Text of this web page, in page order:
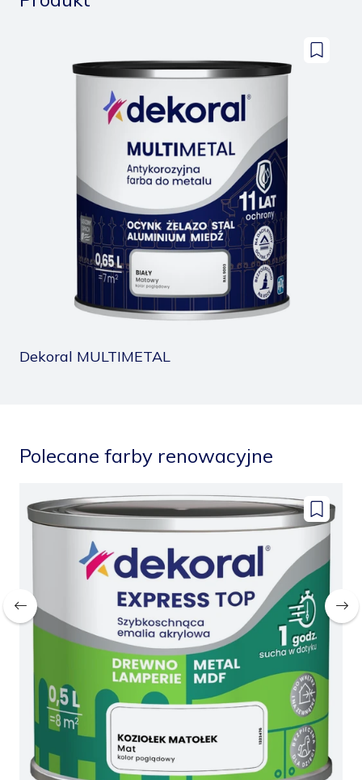
Dodaj
Dekoral MULTIMETAL
Polecane farby renowacyjne
Dodaj
do